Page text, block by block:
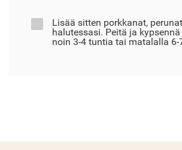
Lisää sitten porkkanat,
halutessasi. Peitä ja
noin 3-4 tuntia tai matalalla 6-